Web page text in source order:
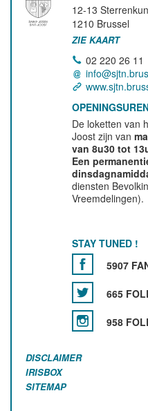
12-13
1210 Brussel
ZIE KAART
02 220 26 11
De loketten van
Joost zijn van
van 8u30 tot
Een
diensten
Vreemdelingen).
STAY TUNED !
5907
665
958
DISCLAIMER
IRISBOX
SITEMAP